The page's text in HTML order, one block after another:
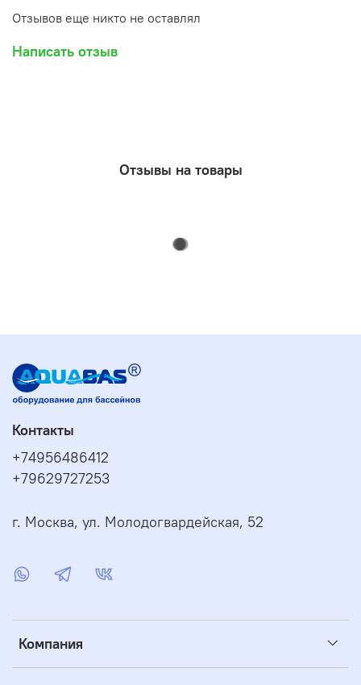
Отзывов еще никто не оставлял
Написать отзыв
Отзывы на товары
Компания
Контакты
+74956486412
+79629727253
г. Москва, ул. Молодогвардейская, 52